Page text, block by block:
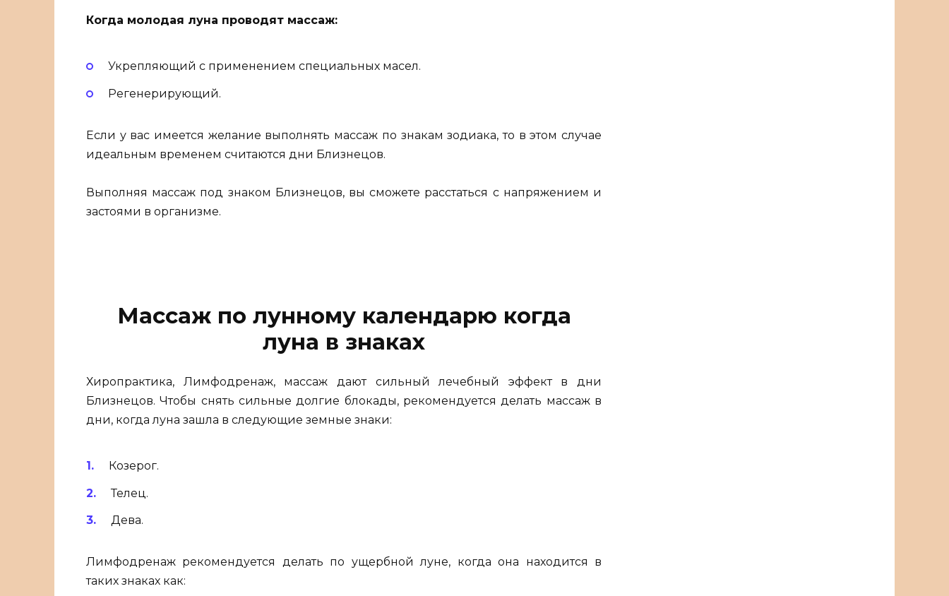
Когда молодая луна проводят массаж:
Укрепляющий с применением специальных масел.
Регенерирующий.
Если у вас имеется желание выполнять массаж по знакам зодиака, то в этом случае
идеальным временем считаются дни Близнецов.
Выполняя массаж под знаком Близнецов, вы сможете расстаться с напряжением и
застоями в организме.
Массаж по лунному календарю когда
луна в знаках
Хиропрактика, Лимфодренаж, массаж дают сильный лечебный эффект в дни
Близнецов. Чтобы снять сильные долгие блокады, рекомендуется делать массаж в
дни, когда луна зашла в следующие земные знаки:
Козерог.
Телец.
Дева.
Лимфодренаж рекомендуется делать по ущербной луне, когда она находится в
таких знаках как: